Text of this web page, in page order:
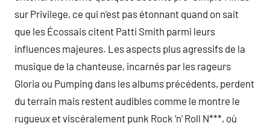
sur Privilege, ce qui n’est pas étonnant quand on sait
que les Écossais citent Patti Smith parmi leurs
influences majeures. Les aspects plus agressifs de la
musique de la chanteuse, incarnés par les rageurs
Gloria ou Pumping dans les albums précédents, perdent
du terrain mais restent audibles comme le montre le
rugueux et viscéralement punk Rock ‘n’ Roll N***, où